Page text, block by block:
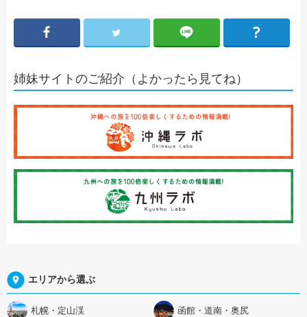
姉妹サイトのご紹介（よかったら見てね）
エリアから選ぶ
札幌・定山渓 函館・道南・奥尻